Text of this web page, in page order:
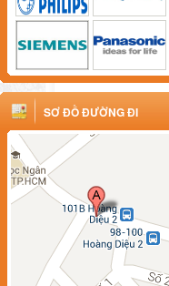
SƠ ĐỒ ĐƯỜNG ĐI